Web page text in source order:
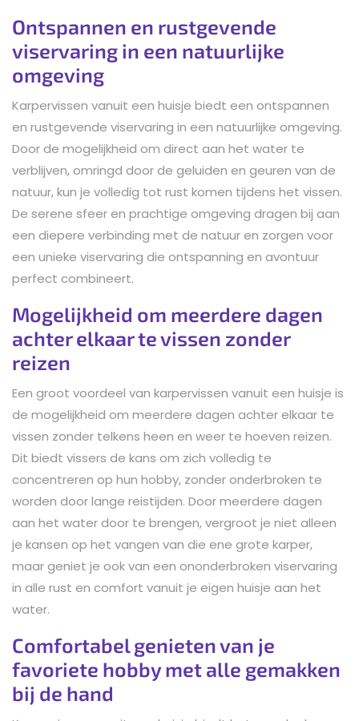
Ontspannen en rustgevende
viservaring in een natuurlijke
omgeving
Karpervissen vanuit een huisje biedt een ontspannen
en rustgevende viservaring in een natuurlijke omgeving.
Door de mogelijkheid om direct aan het water te
verblijven, omringd door de geluiden en geuren van de
natuur, kun je volledig tot rust komen tijdens het vissen.
De serene sfeer en prachtige omgeving dragen bij aan
een diepere verbinding met de natuur en zorgen voor
een unieke viservaring die ontspanning en avontuur
perfect combineert.
Mogelijkheid om meerdere dagen
achter elkaar te vissen zonder
reizen
Een groot voordeel van karpervissen vanuit een huisje is
de mogelijkheid om meerdere dagen achter elkaar te
vissen zonder telkens heen en weer te hoeven reizen.
Dit biedt vissers de kans om zich volledig te
concentreren op hun hobby, zonder onderbroken te
worden door lange reistijden. Door meerdere dagen
aan het water door te brengen, vergroot je niet alleen
je kansen op het vangen van die ene grote karper,
maar geniet je ook van een ononderbroken viservaring
in alle rust en comfort vanuit je eigen huisje aan het
water.
Comfortabel genieten van je
favoriete hobby met alle gemakken
bij de hand